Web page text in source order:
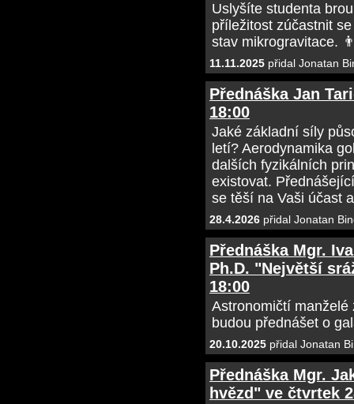
Uslyšíte studenta
příležitost zúčastnit
stav mikrogravitace.
11.11.2025 přidal Jonatan
Přednáška Jan
18:00
Jaké základní síly
letí? Aerodynamika
dalších fyzikálních
existovat.
se těší na Vaši účast
28.4.2026 přidal Jonatan
Přednáška Mgr.
Ph.D. "Největší
18:00
Astronomičtí manželé
budou přednášet o
20.10.2025 přidal Jonatan
Přednáška Mgr.
hvězd" ve čtvrtek